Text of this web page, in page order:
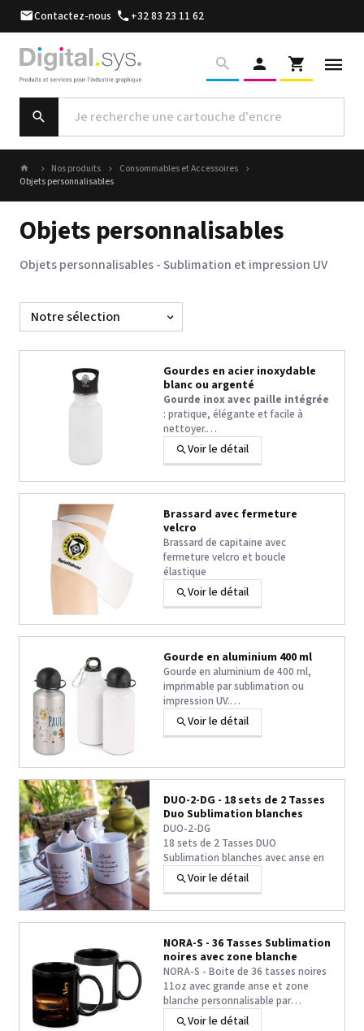
Contactez-nous +32 83 23 11 62
Nos produits
Consommables et Accessoires
Objets personnalisables
Objets personnalisables
Objets personnalisables - Sublimation et impression UV
Trier
Gourdes en acier inoxydable
blanc ou argenté
Gourde inox avec paille intégrée
: pratique, élégante et facile à
nettoyer.
L’alliée idéale pour le sport, le
quotidien et les voyages.
Voir le détail
Brassard avec fermeture
velcro
Brassard de capitaine avec
fermeture velcro et boucle
élastique
Voir le détail
Gourde en aluminium 400 ml
Gourde en aluminium de 400 ml,
imprimable par sublimation ou
impression UV.
Les gourdes WB-400 sont fournies
avec un embout + couvercle ainsi
Certification REACH (EG) No.
1907/2006.
Voir le détail
DUO-2-DG - 18 sets de 2 Tasses
Duo Sublimation blanches
DUO-2-DG
18 sets de 2 Tasses DUO
Sublimation blanches avec anse en
forme de coeur - Idéal pour la Saint-
Valentin
Voir le détail
NORA-S - 36 Tasses Sublimation
noires avec zone blanche
NORA-S - Boite de 36 tasses noires
11oz avec grande anse et zone
blanche personnalisable par
Sublimation
Voir le détail